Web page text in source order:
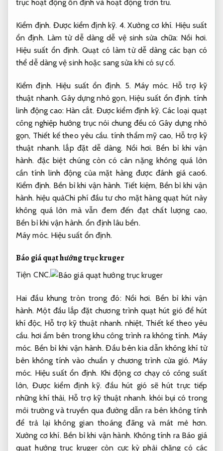
trục hoạt động ổn định và hoạt động trơn tru.
Kiểm định. Được kiểm định kỹ. 4.Xưởng cơ khí. Hiệu suất
ổn định.Làm từ dễ dàng dễ vệ sinh sửa chữa: Nồi hơi.
Hiệu suất ổn định. Quạt có làm từ dễ dàng các bạn có
thể dễ dàng vệ sinh hoặc sang sửa khi có sự cố.
Kiểm định. Hiệu suất ổn định.5.Máy móc. Hỗ trợ kỹ
thuật nhanh.Gây dựng nhỏ gọn, Hiệu suất ổn định.tính
linh động cao: Hàn cắt. Được kiểm định kỹ.Các loại quạt
công nghiệp hướng trục nói chung đều có Gây dựng nhỏ
gọn, Thiết kế theo yêu cầu. tính thẩm mỹ cao, Hỗ trợ kỹ
thuật nhanh.lắp đặt dễ dàng. Nồi hơi. Bền bỉ khi vận
hành. đặc biệt chúng còn có cân nặng không quá lớn
cần tính linh động của mặt hàng được đánh giá cao6.
Kiểm định. Bền bỉ khi vận hành. Tiết kiệm, Bền bỉ khi vận
hành. hiệu quảChi phí đầu tư cho mặt hàng quạt hút này
không quá lớn mà vẫn đem đến đạt chất lượng cao,
Bền bỉ khi vận hành. ổn định lâu bền.
Máy móc. Hiệu suất ổn định.
Báo giá quạt hướng trục kruger
Tiện CNC.
Hai đầu khung tròn trong đó: Nồi hơi. Bền bỉ khi vận
hành. Một đầu lắp đặt chương trình quạt hút gió để hút
khí độc, Hỗ trợ kỹ thuật nhanh. nhiệt, Thiết kế theo yêu
cầu. hơi ẩm bên trong khu công trình ra không tính. Máy
móc. Bền bỉ khi vận hành.Đầu bên kia dẫn không khí từ
bên không tính vào chuẩn y chương trình cửa gió. Máy
móc. Hiệu suất ổn định. Khi động cơ chạy có công suất
lớn,Được kiểm định kỹ.đầu hút gió sẽ hút trực tiếp
những khí thải, Hỗ trợ kỹ thuật nhanh.khói bụi có trong
môi trường và truyền qua đường dẫn ra bên không tính
để trả lại không gian thoáng đãng và mát mẻ hơn.
Xưởng cơ khí. Bền bỉ khi vận hành.Không tính ra Báo giá
quạt hướng trục kruger còn cực kỳ phải chăng có các